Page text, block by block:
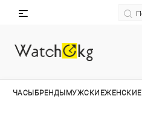
ЧАСЫ БРЕНДЫ МУЖСКИЕЖЕНСКИЕ